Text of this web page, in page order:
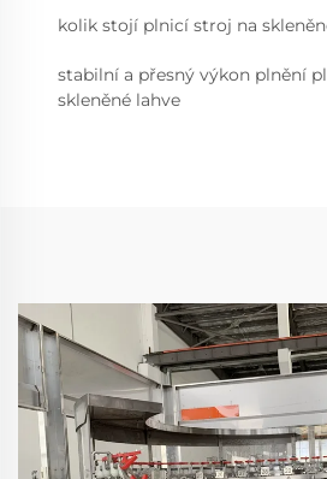
kolik stojí plnicí stroj na
stabilní a přesný výkon plnění
skleněné lahve